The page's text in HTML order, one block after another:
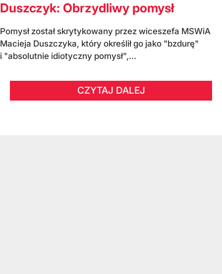
Duszczyk: Obrzydliwy pomysł
Pomysł został skrytykowany przez wiceszefa MSWiA
Macieja Duszczyka, który określił go jako "bzdurę"
i "absolutnie idiotyczny pomysł",...
CZYTAJ DALEJ